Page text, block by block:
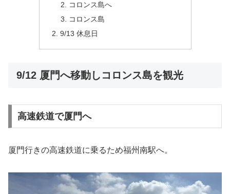
コロンス島へ
コロンス島
9/13 休息日
9/12 厦門へ移動しコロンス島を観光
高速鉄道で厦門へ
厦門行きの高速鉄道に乗るため福州南駅へ。